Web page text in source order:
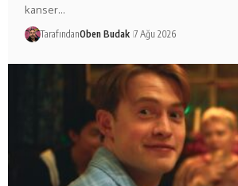
kanser…
TarafındanOben Budak 7 Ağu 2026